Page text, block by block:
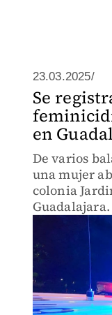
23.03.2025/
Se
en
De varios
una mujer
colonia
Guadalajara.